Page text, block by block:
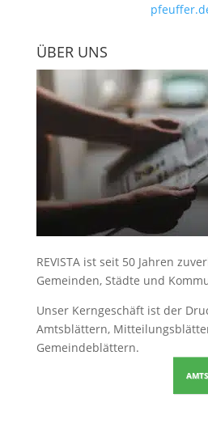
ÜBER UNS
REVISTA ist seit 50 Jahren
Gemeinden, Städte und
Unser Kerngeschäft ist der
Amtsblättern,
Gemeindeblättern.